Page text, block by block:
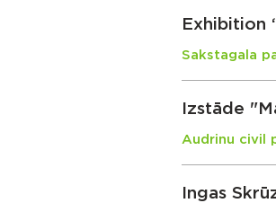
Exhibition
Sakstagala
Izstāde
Audrinu civil
Ingas